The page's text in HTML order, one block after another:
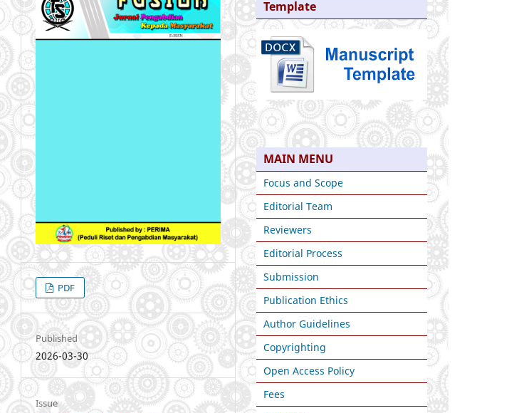
PDF
Published
2026-03-30
Issue
Template
MAIN MENU
Focus and Scope
Editorial Team
Reviewers
Editorial Process
Submission
Publication Ethics
Author Guidelines
Copyrighting
Open Access Policy
Fees